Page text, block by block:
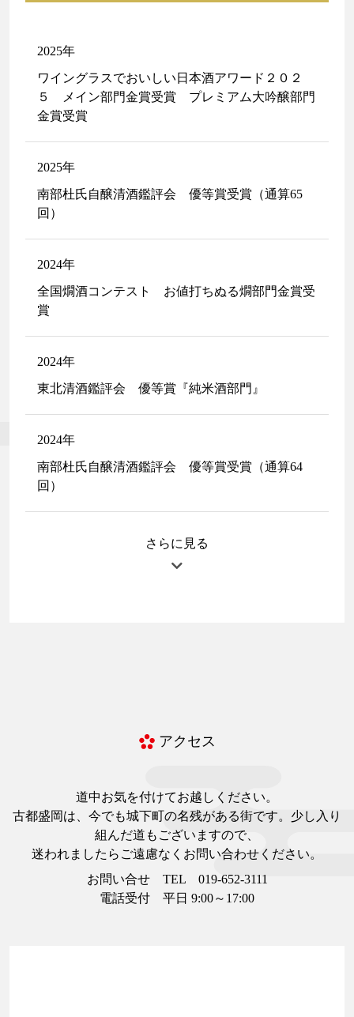
2025年
ワイングラスでおいしい日本酒アワード２０２
５ メイン部門金賞受賞 プレミアム大吟醸部門
金賞受賞
2025年
南部杜氏自醸清酒鑑評会 優等賞受賞（通算65
回）
2024年
全国燗酒コンテスト お値打ちぬる燗部門金賞受
賞
2024年
東北清酒鑑評会 優等賞『純米酒部門』
2024年
南部杜氏自醸清酒鑑評会 優等賞受賞（通算64
回）
さらに見る
アクセス
道中お気を付けてお越しください。
古都盛岡は、今でも城下町の名残がある街です。少し入り
組んだ道もございますので、
迷われましたらご遠慮なくお問い合わせください。
お問い合せ TEL 019-652-3111
電話受付 平日 9:00～17:00